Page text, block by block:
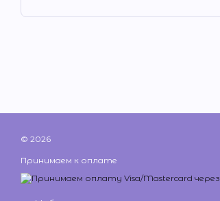
© 2026
Принимаем к оплате